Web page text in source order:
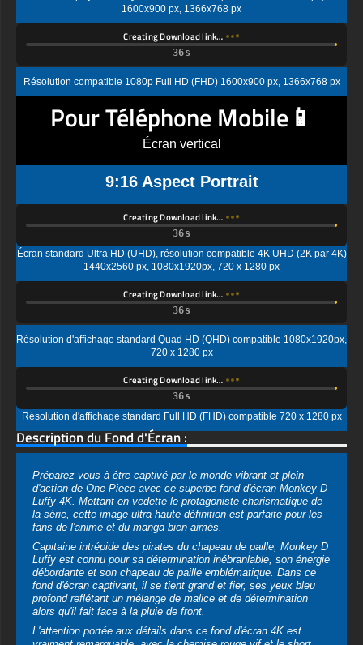
Creating Download link…
Résolution compatible 1080p Full HD (FHD) 1600x900 px, 1366x768 px
Pour Téléphone Mobile📱
Écran vertical
9:16 Aspect Portrait
Creating Download link…
Écran standard Ultra HD (UHD), résolution compatible 4K UHD (2K par 4K)
1440x2560 px, 1080x1920px, 720 x 1280 px
Résolution d'affichage standard Quad HD (QHD) compatible 1080x1920px,
Creating Download link…
Résolution d'affichage standard Full HD (FHD) compatible 720 x 1280 px
Description du Fond d'Écran :
Préparez-vous à être captivé par le monde vibrant et plein
d'action de One Piece avec ce superbe fond d'écran Monkey D
Luffy 4K. Mettant en vedette le protagoniste charismatique de
la série, cette image ultra haute définition est parfaite pour les
fans de l'anime et du manga bien-aimés.
Capitaine intrépide des pirates du chapeau de paille, Monkey D
Luffy est connu pour sa détermination inébranlable, son énergie
débordante et son chapeau de paille emblématique. Dans ce
fond d'écran captivant, il se tient grand et fier, ses yeux bleu
profond reflétant un mélange de malice et de détermination
alors qu'il fait face à la pluie de front.
L'attention portée aux détails dans ce fond d'écran 4K est
vraiment remarquable, avec la chemise rouge vif et le short
résistant de Luffy se détachant sur la pluie floue et l'arrière-plan
brumeux. La haute résolution de l'image garantit que chaque
ligne complexe, ombre et reflet est capturée avec une clarté
étonnante, ce qui en fait un ajout immersif et visuellement
époustouflant à n'importe quel appareil.